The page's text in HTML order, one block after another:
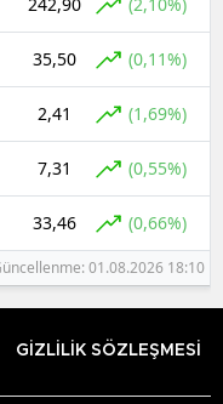
35,50 (0,11%)
2,41 (1,69%)
7,31 (0,55%)
33,46 (0,66%)
01.08.2026 18:10
GİZLİLİK SÖZLEŞMESİ